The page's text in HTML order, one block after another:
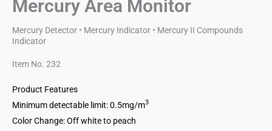
Mercury Area Monitor
Mercury Detector • Mercury Indicator • Mercury II Compounds
Indicator
Item No. 232
Product Features
Minimum detectable limit: 0.5mg/m3
Color Change: Off white to peach